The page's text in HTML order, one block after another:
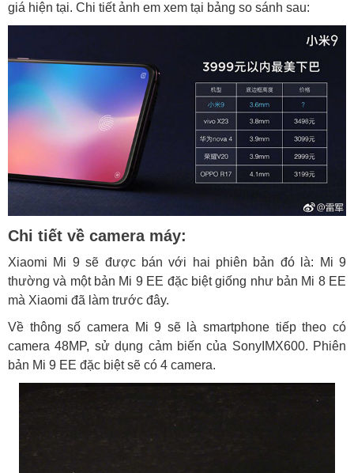
giá hiện tại. Chi tiết ảnh em xem tại bảng so sánh sau:
Chi tiết về camera máy:
Xiaomi Mi 9 sẽ được bán với hai phiên bản đó là: Mi 9
thường và một bản Mi 9 EE đặc biệt giống như bản Mi 8 EE
mà Xiaomi đã làm trước đây.
Về thông số camera Mi 9 sẽ là smartphone tiếp theo có
camera 48MP, sử dụng cảm biến của SonyIMX600. Phiên
bản Mi 9 EE đặc biệt sẽ có 4 camera.